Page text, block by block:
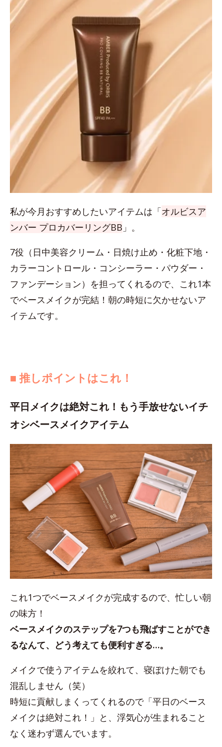
私が今月おすすめしたいアイテムは「オルビスア
ンバー プロカバーリングBB 」。
7役（日中美容クリーム・日焼け止め・化粧下地・
カラーコントロール・コンシーラー・パウダー・
ファンデーション）を担ってくれるので、これ1本
でベースメイクが完結！朝の時短に欠かせないア
イテムです。
■ 推しポイントはこれ！
平日メイクは絶対これ！もう手放せないイチ
オシベースメイクアイテム
これ1つでベースメイクが完成するので、忙しい朝
の味方！
ベースメイクのステップを7つも飛ばすことができ
るなんて、どう考えても便利すぎる…。
メイクで使うアイテムを絞れて、寝ぼけた朝でも
混乱しません（笑）
時短に貢献しまくってくれるので「平日のベース
メイクは絶対これ！」と、浮気心が生まれること
なく迷わず選んでいます。